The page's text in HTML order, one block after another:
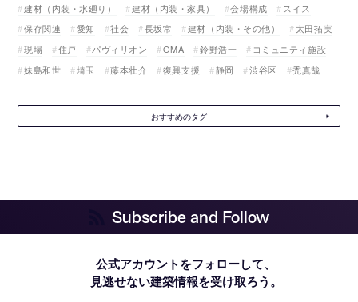
建材（内装・水廻り）
建材（内装・家具） 会場構成
スイス
保存関連
愛知 社会 長坂常 建材（内装・その他）
太田拓実
現場
住戸 パヴィリオン OMA 鈴野浩一
コミュニティ施設
妹島和世
埼玉 藤本壮介 復興支援 静岡 渋谷区 禿真哉
おすすめのタグ
Subscribe and Follow
公式アカウントをフォローして、
見逃せない建築情報を受け取ろう。